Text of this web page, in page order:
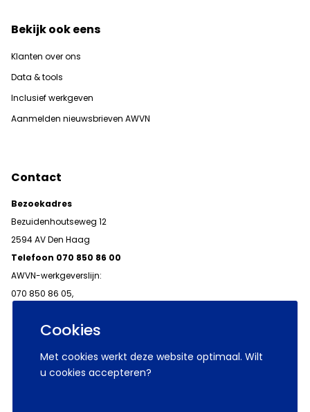
Cookies
Met cookies werkt deze website optimaal. Wilt
u cookies accepteren?
Bekijk ook eens
Klanten over ons
Data & tools
Inclusief werkgeven
Aanmelden nieuwsbrieven AWVN
Contact
Bezoekadres
Bezuidenhoutseweg 12
2594 AV Den Haag
Telefoon 070 850 86 00
AWVN-werkgeverslijn:
070 850 86 05,
© 2026 AWVN